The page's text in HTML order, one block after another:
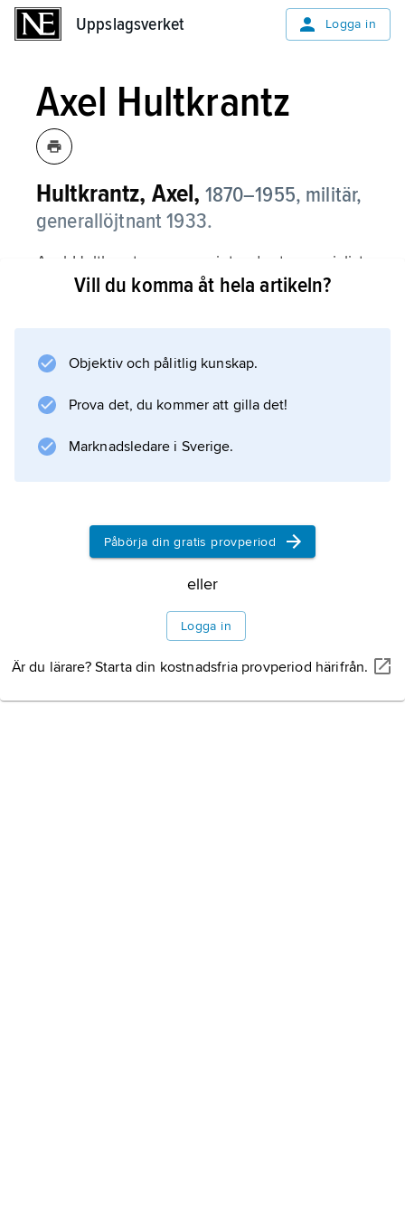
Uppslagsverket Logga in
Axel Hultkrantz
Hultkrantz, Axel, 1870–1955, militär,
generallöjtnant 1933.
Axel Hultkrantz, som var intendenturspecialist,
lämnade aktiv tjänst 1915 och var 1916–26
militär tjänst, utnämndes till generalmajor och
för intendenturkåren.
Vill du komma åt hela artikeln?
Objektiv och pålitlig kunskap.
Prova det, du kommer att gilla det!
Marknadsledare i Sverige.
Påbörja din gratis provperiod
eller
Logga in
Är du lärare? Starta din kostnadsfria provperiod härifrån.